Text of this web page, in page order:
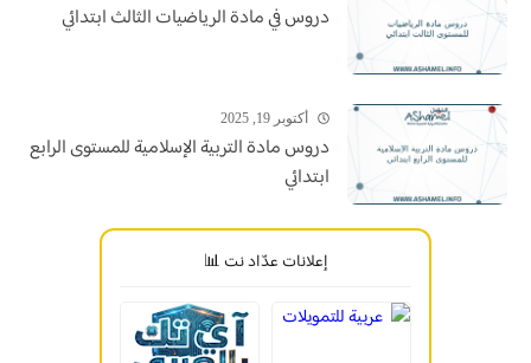
دروس في مادة الرياضيات الثالث ابتدائي
أكتوبر 19, 2025
دروس مادة التربية الإسلامية للمستوى الرابع
ابتدائي
إعلانات عدّاد نت 📊